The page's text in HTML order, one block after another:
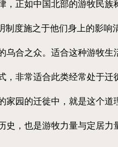
正如中国北部的游牧民族
度施之于他们身上的影响
合之众。适合这种游牧生
非常适合此类经常处于迁
园的迁徙中，就是这个道
，也是游牧力量与定居力